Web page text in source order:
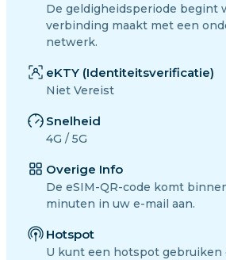
De geldigheidsperiode begint
verbinding maakt met een
netwerk.
eKTY (Identiteitsverificatie)
Niet Vereist
Snelheid
4G / 5G
Overige Info
De eSIM-QR-code komt
minuten in uw e-mail aan.
Hotspot
U kunt een hotspot gebruiken